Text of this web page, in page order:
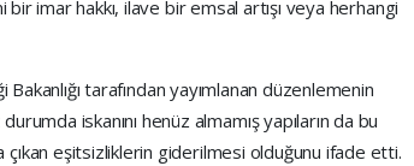
imar hakkı, ilave bir emsal artışı veya herhangi
tarafından yayımlanan düzenlemenin
iskanını henüz almamış yapıların da bu
eşitsizliklerin giderilmesi olduğunu ifade etti.